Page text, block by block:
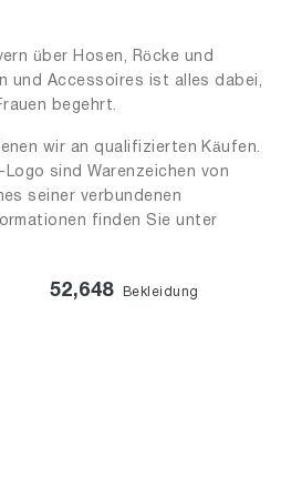
über Hosen, Röcke und
und Accessoires ist alles dabei,
begehrt.
wir an qualifizierten Käufen.
sind Warenzeichen von
seiner verbundenen
finden Sie unter
52,648 Bekleidung